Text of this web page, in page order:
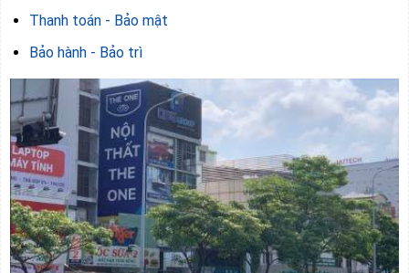
Thanh toán - Bảo mật
Bảo hành - Bảo trì